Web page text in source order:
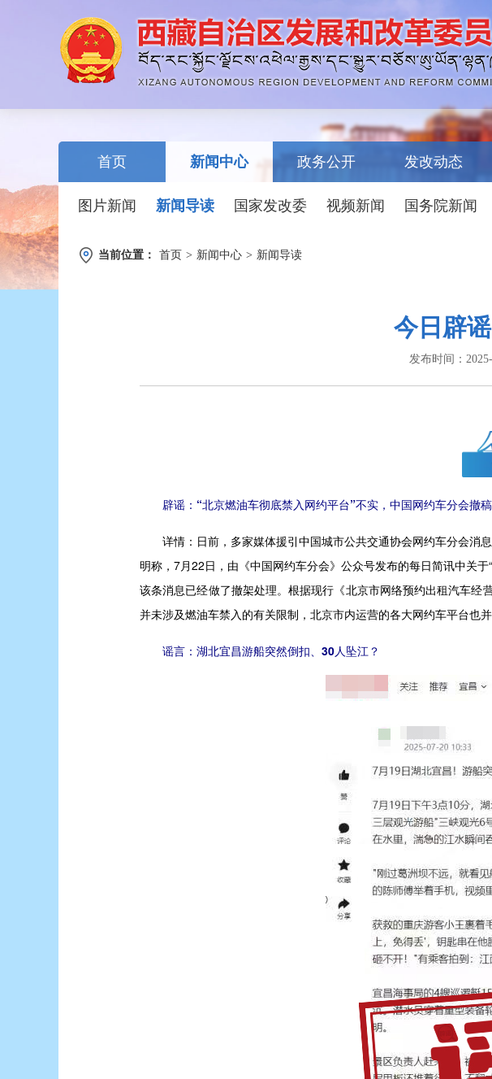
首页 新闻中心
图片新闻 新闻导读 国家发改委 视频新闻 国务院新闻
政务公开 发改动态
当前位置： 首页 > 新闻中心 > 新闻导读
今日辟谣
发布时间：
辟谣：“北京燃油车彻底禁入网约平台”不实，中国网约车分会撤
详情： 日前，多家媒体援引中国城市公共交通协会网约车分会消
明称，7月22日，由《中国网约车分会》公众号发布的每日简讯中关
该条消息已经做了撤架处理。根据现行《北京市网络预约出租汽车经
并未涉及燃油车禁入的有关限制，北京市内运营的各大网约车平台也并
谣言：湖北宜昌游船突然倒扣、30人坠江？